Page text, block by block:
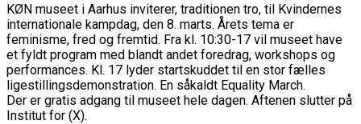
KØN museet i Aarhus inviterer, traditionen tro, til Kvindernes
internationale kampdag, den 8. marts. Årets tema er
feminisme, fred og fremtid. Fra kl. 10:30-17 vil museet have
et fyldt program med blandt andet foredrag, workshops og
performances. Kl. 17 lyder startskuddet til en stor fælles
ligestillingsdemonstration. En såkaldt Equality March.
Der er gratis adgang til museet hele dagen. Aftenen slutter på
Institut for (X).